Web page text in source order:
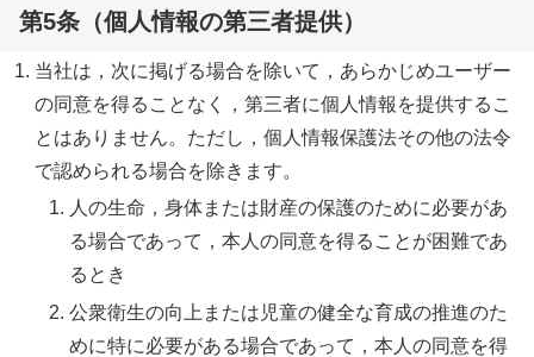
第5条（個人情報の第三者提供）
当社は，次に掲げる場合を除いて，あらかじめユーザー
の同意を得ることなく，第三者に個人情報を提供するこ
とはありません。ただし，個人情報保護法その他の法令
で認められる場合を除きます。
人の生命，身体または財産の保護のために必要があ
る場合であって，本人の同意を得ることが困難であ
るとき
公衆衛生の向上または児童の健全な育成の推進のた
めに特に必要がある場合であって，本人の同意を得